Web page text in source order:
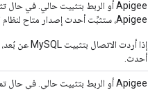
Apigee، ستثبِّت أحدث إصدار متاح لنظام التشغيل لديك.
أحدث.